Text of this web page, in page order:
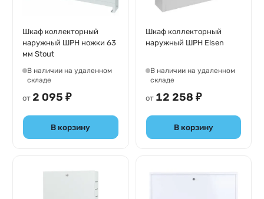
Шкаф коллекторный
наружный ШРН ножки 63
мм Stout
В наличии на удаленном
складе
от 2 095 ₽
В корзину
Шкаф коллекторный
наружный ШРН Elsen
В наличии на удаленном
складе
от 12 258 ₽
В корзину